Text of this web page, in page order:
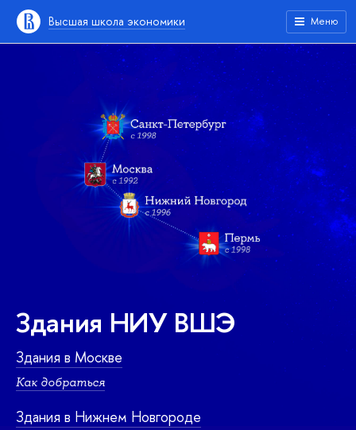
Высшая школа экономики Меню
Здания НИУ ВШЭ
Здания в Москве
Как добраться
Здания в Нижнем Новгороде